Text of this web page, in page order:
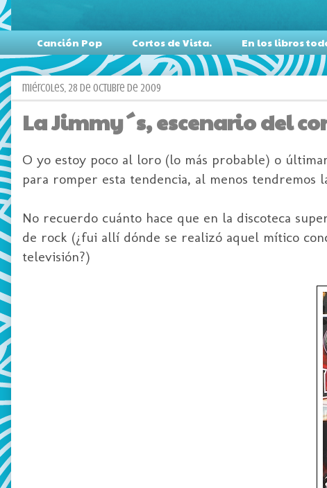
Canción Pop Cortos de Vista. En los libros
miércoles, 28 de octubre de 2009
La Jimmy´s, escenario del
O yo estoy poco al loro (lo más probable) o
para romper esta tendencia, al menos
No recuerdo cuánto hace que en la discoteca
de rock (¿fui allí dónde se realizó aquel mítico
televisión?)